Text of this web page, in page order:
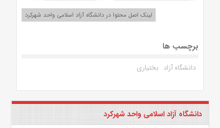
لینک اصل محتوا در دانشگاه آزاد اسلامی واحد شهرکرد
برچسب ها
دانشگاه آزاد بختیاری
دانشگاه آزاد اسلامی واحد شهرکرد